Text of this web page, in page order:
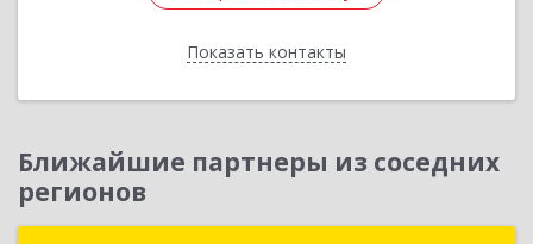
Показать контакты
Назад
Ближайшие партнеры из соседних
регионов